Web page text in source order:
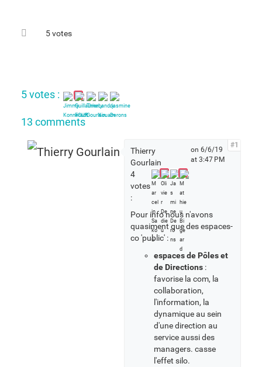
5 votes
5 votes :
13 comments
Thierry
Gourlain
4
votes
:
on 6/6/19
at 3:47 PM
#1
Pour info nous n'avons
quasiment que des espaces-
co 'public' :
espaces de Pôles et
de Directions :
favorise la com, la
collaboration,
l'information, la
dynamique au sein
d'une direction au
service aussi des
managers. casse
l'effet silo.